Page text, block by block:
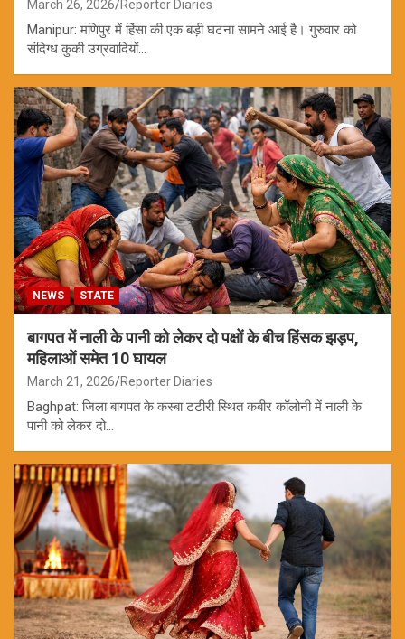
March 26, 2026 Reporter Diaries
Manipur: मणिपुर में हिंसा की एक बड़ी घटना सामने आई है। गुरुवार को
संदिग्ध कुकी उग्रवादियों…
NEWS STATE
बागपत में नाली के पानी को लेकर दो पक्षों के बीच हिंसक झड़प,
महिलाओं समेत 10 घायल
March 21, 2026 Reporter Diaries
Baghpat: जिला बागपत के कस्बा टटीरी स्थित कबीर कॉलोनी में नाली के
पानी को लेकर दो…